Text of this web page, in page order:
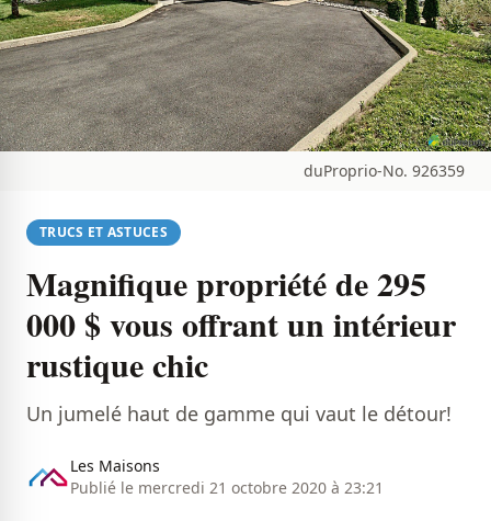
duProprio-No. 926359
TRUCS ET ASTUCES
Magnifique propriété de 295
000 $ vous offrant un intérieur
rustique chic
Un jumelé haut de gamme qui vaut le détour!
Les Maisons
Publié le mercredi 21 octobre 2020 à 23:21